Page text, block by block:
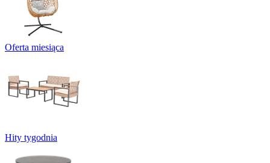
Oferta miesiąca
Hity tygodnia